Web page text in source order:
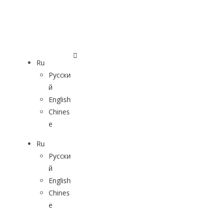
Ru
Русски
й
English
Chines
e
Ru
Русски
й
English
Chines
e